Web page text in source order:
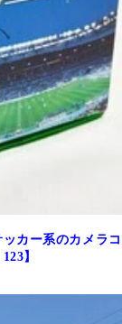
カー系のカメラコ
】